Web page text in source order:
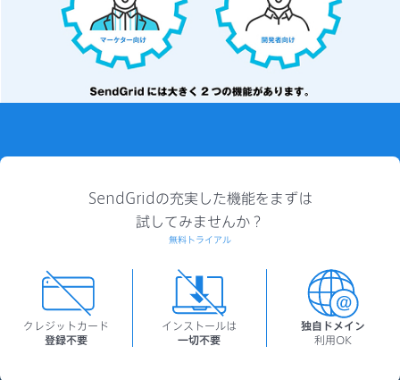
クレジットカード
登録不要
インストールは
一切不要
独自ドメイン
利用OK
SendGridの充実した機能をまずは
試してみませんか？
無料トライアル